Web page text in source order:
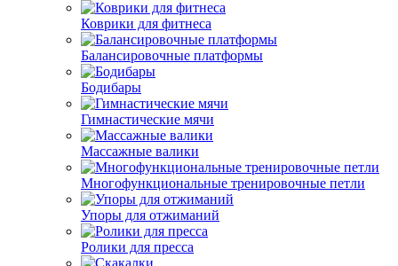
Коврики для фитнеса
Балансировочные платформы
Бодибары
Гимнастические мячи
Массажные валики
Многофункциональные тренировочные петли
Упоры для отжиманий
Ролики для пресса